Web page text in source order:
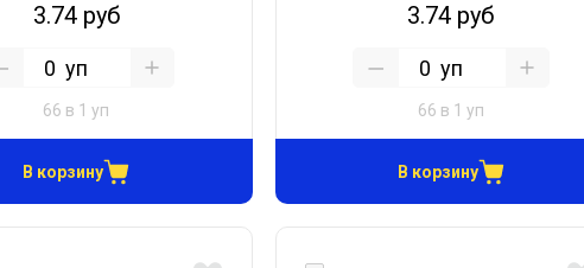
3.74 руб
уп
66 в 1 уп
В корзину
3.74 руб
уп
66 в 1 уп
В корзину